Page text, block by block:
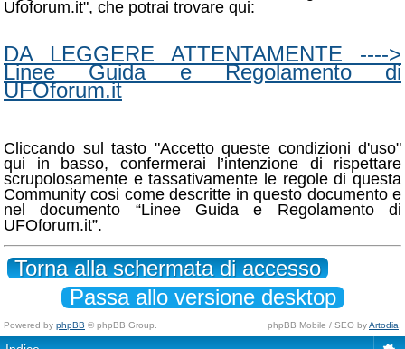
Ufoforum.it", che potrai trovare qui:
DA LEGGERE ATTENTAMENTE ---->
Linee Guida e Regolamento di
UFOforum.it
Cliccando sul tasto "Accetto queste condizioni d'uso"
qui in basso, confermerai l’intenzione di rispettare
scrupolosamente e tassativamente le regole di questa
Community cosi come descritte in questo documento e
nel documento “Linee Guida e Regolamento di
UFOforum.it”.
Torna alla schermata di accesso
Passa allo versione desktop
Powered by phpBB © phpBB Group. phpBB Mobile / SEO byArtodia